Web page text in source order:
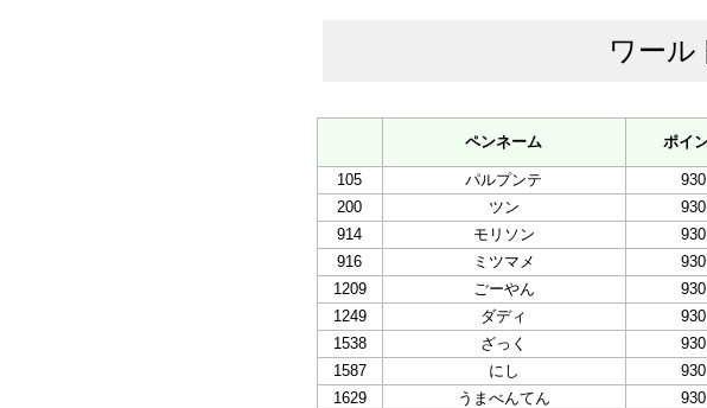
ワール
ペンネーム ポイ
105 パルプンテ 930
200
ツン 930
914
モリソン 930
916
ミツマメ 930
1209
ごーやん 930
1249
ダディ 930
1538
ざっく 930
1587
にし 930
1629
うまべんてん 930